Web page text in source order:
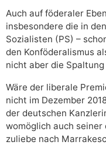
Auch auf föderaler
insbesondere die in
Sozialisten (PS) –
den Konföderalismus
nicht aber die Spaltung
Wäre der liberale
nicht im Dezember
der deutschen
womöglich auch
zuliebe nach